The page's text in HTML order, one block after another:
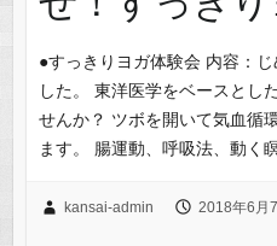
●すっきりヨガ体験会 内容：
した。 東洋医学をベースとし
せんか？ ツボを開いて気血循
ます。 腸運動、呼吸法、動く
kansai-admin 2018年6月